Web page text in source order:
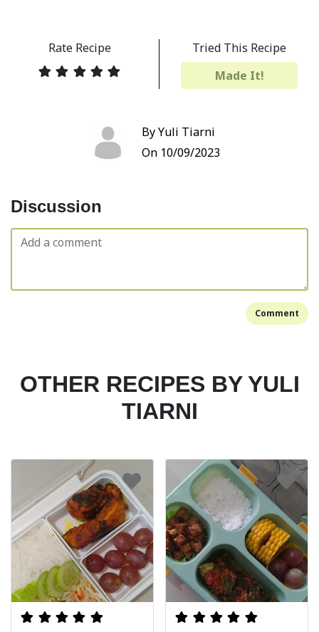
Rate Recipe
Tried This Recipe
Made It!
By Yuli Tiarni
On 10/09/2023
Discussion
Comment
OTHER RECIPES BY YULI
TIARNI